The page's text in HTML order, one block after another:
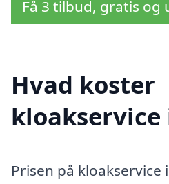
Få 3 tilbud, gratis
Hvad koster
kloakservice
Prisen på